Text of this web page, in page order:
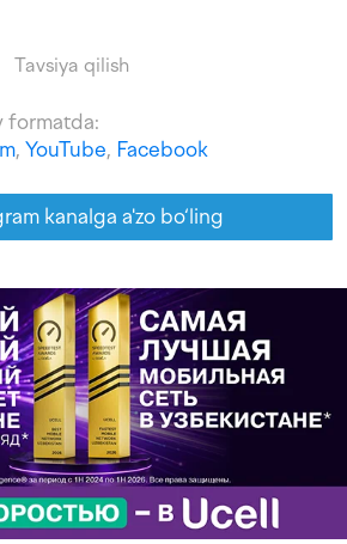
Tavsiya qilish
formatda:
, YouTube, Facebook
kanalga a'zo bo‘ling